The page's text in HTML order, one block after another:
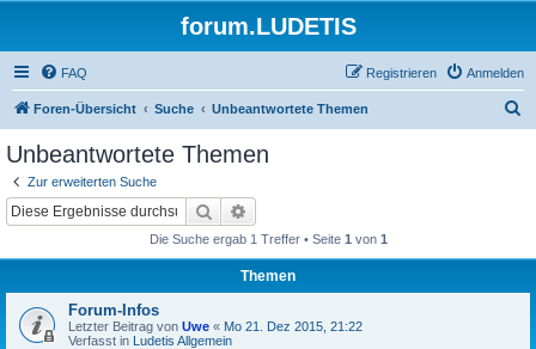
forum.LUDETIS
FAQ Anmelden
Registrieren
Foren-Übersicht Suche Unbeantwortete Themen
Unbeantwortete Themen
Zur erweiterten Suche
Suche
Die Suche ergab 1 Treffer • Seite 1 von 1
Themen
Forum-Infos
Letzter Beitrag von Uwe « Mo 21. Dez 2015, 21:22
Verfasst in Ludetis Allgemein